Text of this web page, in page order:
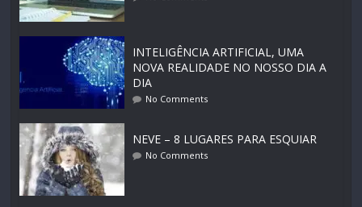
INTELIGÊNCIA ARTIFICIAL, UMA
NOVA REALIDADE NO NOSSO DIA A
DIA
No Comments
NEVE – 8 LUGARES PARA ESQUIAR
No Comments